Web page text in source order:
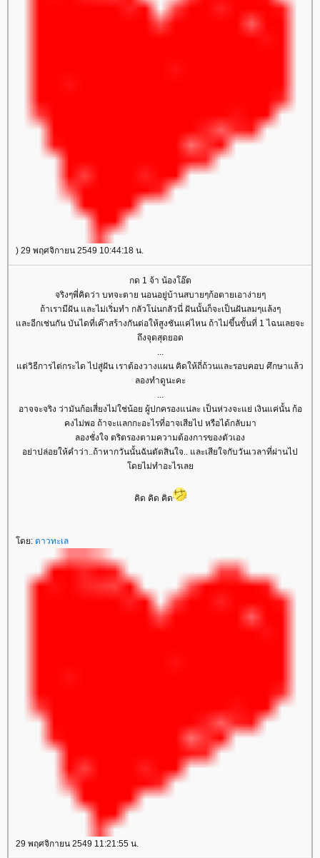
) 29 พฤศจิกายน 2549 10:44:18 น.
กด 1 จ้า น้องโอ๊ต
จริงๆพี่คิดว่า บทจะตาย นอนอยู่บ้านสบายๆก้อตายเอาง่ายๆ
ถ้าเรามีฝัน และไม่เริ่มทำ กลัวโน่นกลัวนี่ ฝันนั้นก็จะเป็นฝันลมๆแล้งๆ
ละอีกเช่นกัน บันไดที่เค๊าสร้างกันต่อให้สูงชันแค่ไหน ถ้าไม่ขึ้นขั้นที่ 1 ไฉนเลยจะ
ถึงจุดสุดยอด
...
ต่วิธีการไต่กระได ไปสู่ฝัน เราต้องวางแผน คิดให้ถี่ถ้วนและรอบคอบ ศึกษาแล้ว
ลองทำดูนะคะ
...
อาจจะจริง ว่ามันก้อเสี่ยงไม่ใช่น้อย ผู้ปกครองแน่ละ เป็นห่วงจะแย่ เงินแค่นั้น ก้อ
คงไม่พอ ถ้าจะแลกกะอะไรที่อาจเสียไป หรือได้กลับมา
ลองชั่งใจ ตริตรองตามความต้องการของตัวเอง
อย่าปล่อยให้คำว่า..ถ้าหากวันนั้นฉันตัดสินใจ.. และเสียใจกับวันเวลาที่ผ่านไป
ดยไม่ทำอะไรเล
คิด คิด คิด
ดย: ดาวทะเล
29 พฤศจิกายน 2549 11:21:55 น.